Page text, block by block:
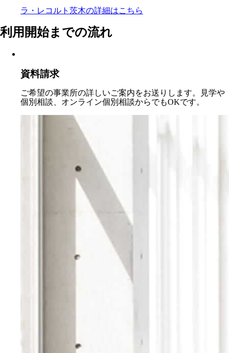
ラ・レコルト茨木の詳細はこちら
利用開始までの流れ
資料請求
ご希望の事業所の詳しいご案内をお送りします。見学や
個別相談、オンライン個別相談からでもOKです。